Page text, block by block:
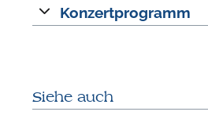
Konzertprogramm
Siehe auch